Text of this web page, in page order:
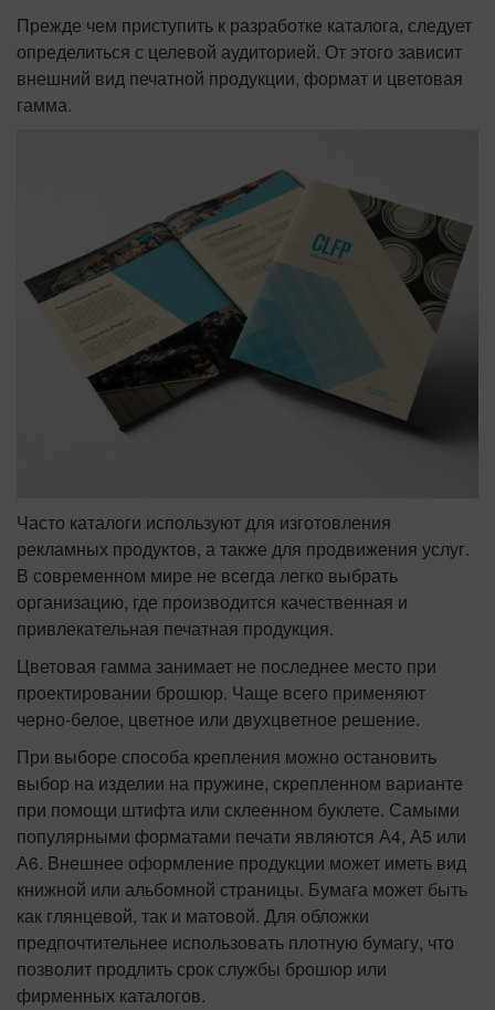
Прежде чем приступить к разработке каталога, следует
определиться с целевой аудиторией. От этого зависит
внешний вид печатной продукции, формат и цветовая
гамма.
Часто каталоги используют для изготовления
рекламных продуктов, а также для продвижения услуг.
В современном мире не всегда легко выбрать
организацию, где производится качественная и
привлекательная печатная продукция.
Цветовая гамма занимает не последнее место при
проектировании брошюр. Чаще всего применяют
черно-белое, цветное или двухцветное решение.
При выборе способа крепления можно остановить
выбор на изделии на пружине, скрепленном варианте
при помощи штифта или склеенном буклете. Самыми
популярными форматами печати являются А4, А5 или
А6. Внешнее оформление продукции может иметь вид
книжной или альбомной страницы. Бумага может быть
как глянцевой, так и матовой. Для обложки
предпочтительнее использовать плотную бумагу, что
позволит продлить срок службы брошюр или
фирменных каталогов.